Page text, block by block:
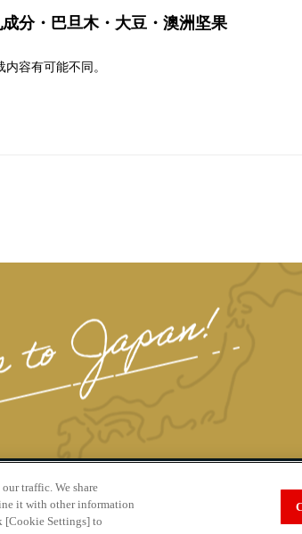
分・巴旦木・大豆・澳洲坚果
容有可能不同。
traffic. We share
it with other information
[Cookie Settings] to